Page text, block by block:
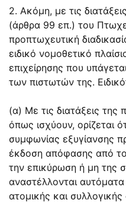
2. Ακόμη, με τις
(άρθρα 99 επ.) του
προπτωχευτική
ειδικό νομοθετικό
επιχείρησης που
των πιστωτών της.
(α) Με τις διατάξεις της
όπως ισχύουν, ορίζεται
συμφωνίας εξυγίανσης
έκδοση απόφασης από το
την επικύρωση ή μη της
αναστέλλονται
ατομικής και